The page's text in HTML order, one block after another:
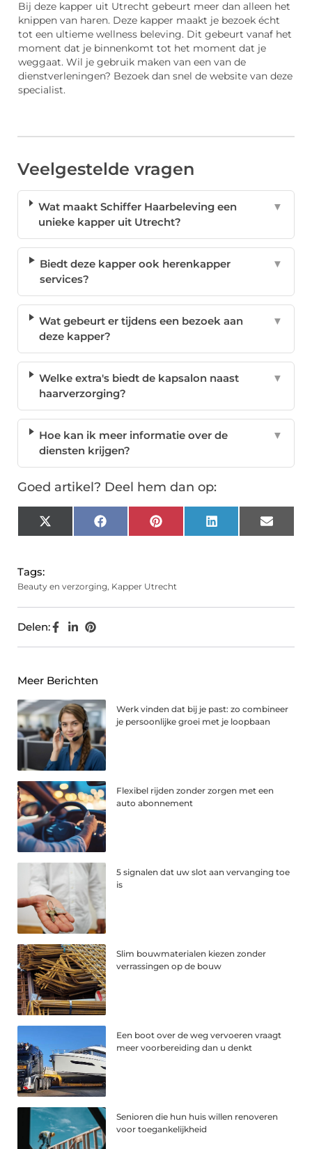
Bij deze kapper uit Utrecht gebeurt meer dan alleen het
knippen van haren. Deze kapper maakt je bezoek écht
tot een ultieme wellness beleving. Dit gebeurt vanaf het
moment dat je binnenkomt tot het moment dat je
weggaat. Wil je gebruik maken van een van de
dienstverleningen? Bezoek dan snel de website van deze
specialist.
Veelgestelde vragen
Wat maakt Schiffer Haarbeleving een
unieke kapper uit Utrecht?
▼
Biedt deze kapper ook herenkapper
services?
▼
Wat gebeurt er tijdens een bezoek aan
deze kapper?
▼
Welke extra's biedt de kapsalon naast
haarverzorging?
▼
Hoe kan ik meer informatie over de
diensten krijgen?
▼
Goed artikel? Deel hem dan op:
X
(Twitter)
FacebookPinterest LinkedIn Email
Tags:
Beauty en verzorging, Kapper Utrecht
Delen:
Meer Berichten
Werk vinden dat bij je past: zo combineer
je persoonlijke groei met je loopbaan
Flexibel rijden zonder zorgen met een
auto abonnement
5 signalen dat uw slot aan vervanging toe
is
Slim bouwmaterialen kiezen zonder
verrassingen op de bouw
Een boot over de weg vervoeren vraagt
meer voorbereiding dan u denkt
Senioren die hun huis willen renoveren
voor toegankelijkheid